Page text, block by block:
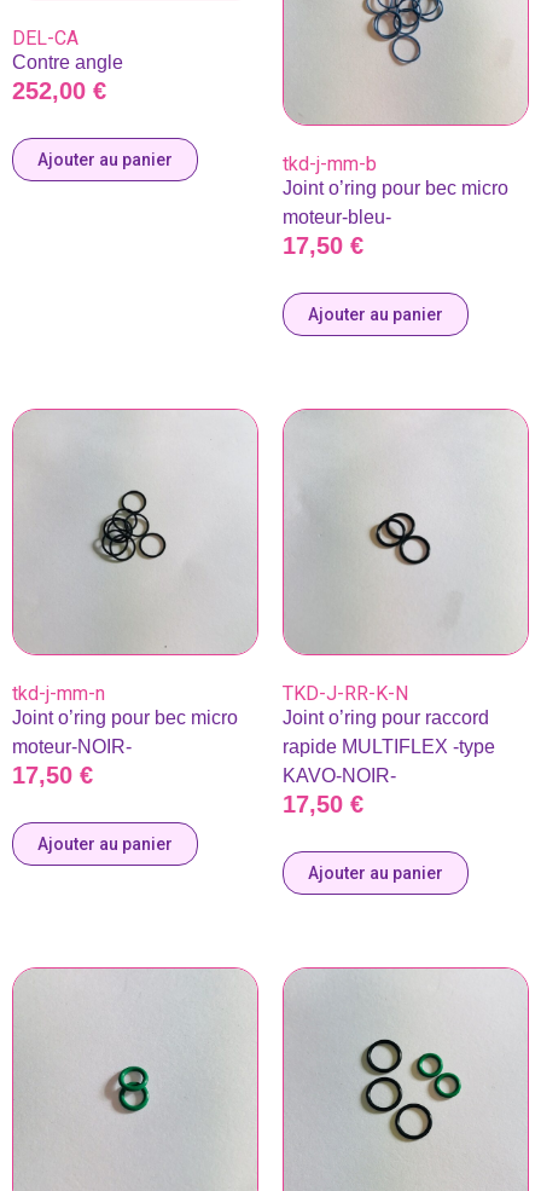
DEL-CA
Contre angle
252,00 €
Ajouter au panier tkd-j-mm-b
Joint o’ring pour bec micro
moteur-bleu-
17,50 €
Ajouter au panier
tkd-j-mm-n
Joint o’ring pour bec micro
moteur-NOIR-
17,50 €
Ajouter au panier
TKD-J-RR-K-N
Joint o’ring pour raccord
rapide MULTIFLEX -type
KAVO-NOIR-
17,50 €
Ajouter au panier